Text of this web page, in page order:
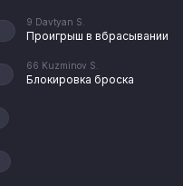
9 Davtyan S.
Проигрыш в вбрасывании
66 Kuzminov S.
Блокировка броска